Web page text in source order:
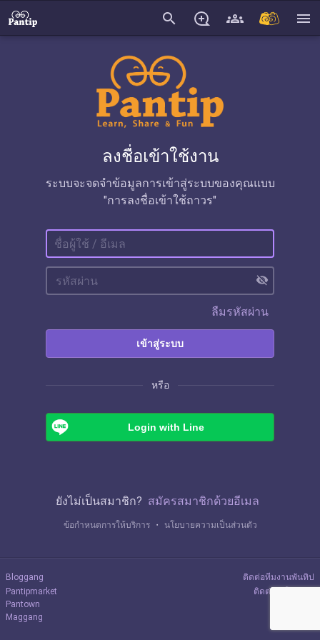
search menu
ลงชื่อเข้าใช้งาน
ระบบจะจดจำข้อมูลการเข้าสู่ระบบของคุณแบบ
"การลงชื่อเข้าใช้ถาวร"
visibility_off
ลืมรหัสผ่าน
เข้าสู่ระบบ
หรือ
Login with Line
ยังไม่เป็นสมาชิก? สมัครสมาชิกด้วยอีเมล
ข้อกำหนดการให้บริการ ・ นโยบายความเป็นส่วนตัว
Bloggang
Pantipmarket
Pantown
Maggang
ติดต่อทีมงานพันทิป
ติดต่อลงโฆษณา